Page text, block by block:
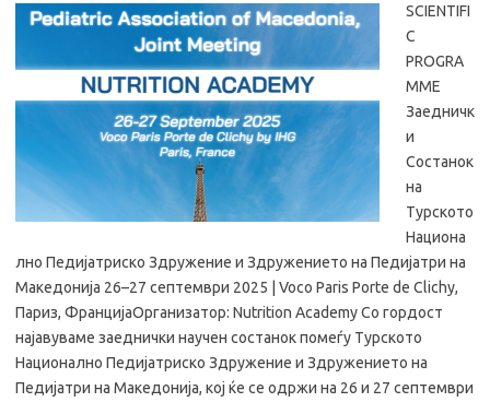
SCIENTIFI
C
PROGRA
MME
Заедничк
и
Состанок
на
Турското
Национа
лно Педијатриско Здружение и Здружението на Педијатри на
Македонија 26–27 септември 2025 | Voco Paris Porte de Clichy,
Париз, ФранцијаОрганизатор: Nutrition Academy Со гордост
најавуваме заеднички научен состанок помеѓу Турското
Национално Педијатриско Здружение и Здружението на
Педијатри на Македонија, кој ќе се одржи на 26 и 27 септември